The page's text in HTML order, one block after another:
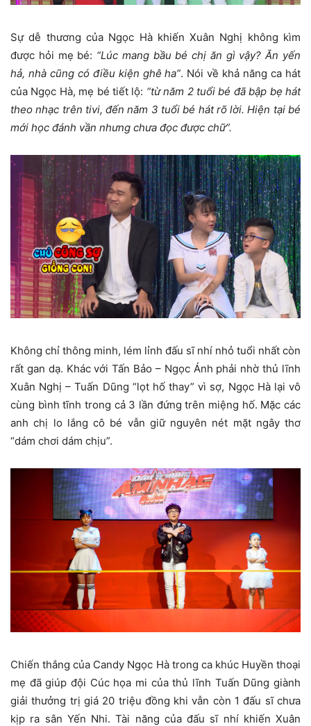
Sự dễ thương của Ngọc Hà khiến Xuân Nghị không kìm
được hỏi mẹ bé: “Lúc mang bầu bé chị ăn gì vậy? Ăn yến
hả, nhà cũng có điều kiện ghê ha”. Nói về khả năng ca hát
của Ngọc Hà, mẹ bé tiết lộ: “từ năm 2 tuổi bé đã bập bẹ hát
theo nhạc trên tivi, đến năm 3 tuổi bé hát rõ lời. Hiện tại bé
mới học đánh vần nhưng chưa đọc được chữ”.
Không chỉ thông minh, lém lỉnh đấu sĩ nhí nhỏ tuổi nhất còn
rất gan dạ. Khác với Tấn Bảo – Ngọc Ánh phải nhờ thủ lĩnh
Xuân Nghị – Tuấn Dũng “lọt hố thay” vì sợ, Ngọc Hà lại vô
cùng bình tĩnh trong cả 3 lần đứng trên miệng hố. Mặc các
anh chị lo lắng cô bé vẫn giữ nguyên nét mặt ngây thơ
“dám chơi dám chịu”.
Chiến thắng của Candy Ngọc Hà trong ca khúc Huyền thoại
mẹ đã giúp đội Cúc họa mi của thủ lĩnh Tuấn Dũng giành
giải thưởng trị giá 20 triệu đồng khi vẫn còn 1 đấu sĩ chưa
kịp ra sân Yến Nhi. Tài năng của đấu sĩ nhí khiến Xuân